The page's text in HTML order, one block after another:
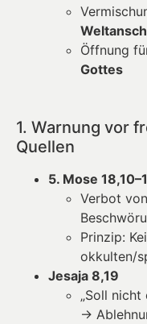
Öffnung
Gottes
1. Warnung vor
Quellen
5. Mose
Verbot
Prinzip:
okkulten/
Jesaja 8,19
„Soll nicht
→